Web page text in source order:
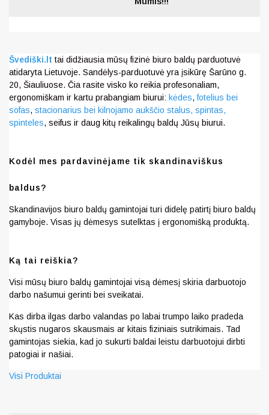
Švediški.lt tai didžiausia mūsų fizinė biuro baldų parduotuvė
atidaryta Lietuvoje. Sandėlys-parduotuvė yra įsikūrę Šarūno g.
20, Šiauliuose. Čia rasite visko ko reikia profesonaliam,
ergonomiškam ir kartu prabangiam biurui: kėdes,fotelius bei
sofas, stacionarius bei kilnojamo aukščio stalus, spintas,
spinteles, seifus ir daug kitų reikalingų baldų Jūsų biurui.
Kodėl mes pardavinėjame tik skandinaviškus
baldus?
Skandinavijos biuro baldų gamintojai turi didelę patirtį biuro baldų
gamyboje. Visas jų dėmesys sutelktas į ergonomišką produktą.
Ką tai reiškia?
Visi mūsų biuro baldų gamintojai visą dėmesį skiria darbuotojo
darbo našumui gerinti bei sveikatai.
Kas dirba ilgas darbo valandas po labai trumpo laiko pradeda
skųstis nugaros skausmais ar kitais fiziniais sutrikimais. Tad
gamintojas siekia, kad jo sukurti baldai leistu darbuotojui dirbti
patogiai ir našiai.
Visi Produktai